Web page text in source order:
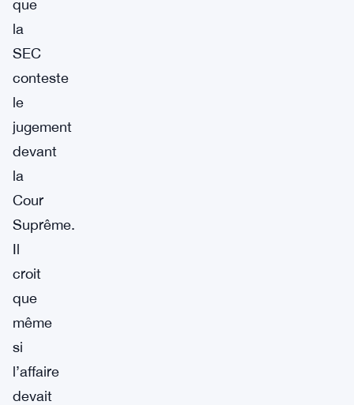
que
la
SEC
conteste
le
jugement
devant
la
Cour
Suprême.
Il
croit
que
même
si
l’affaire
devait